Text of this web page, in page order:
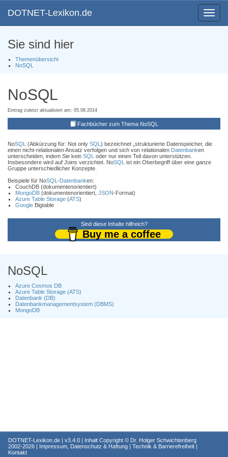
Toggle
DOTNET-Lexikon.de
Sie sind hier
Themenübersicht
NoSQL
NoSQL
Eintrag zuletzt aktualisiert am: 05.08.2014
Fachbücher zum Thema NoSQL
NoSQL (Abkürzung für: Not only SQL ) bezeichnet „strukturierte Datenspeicher, die
einen nicht-relationalen Ansatz verfolgen und sich von relationalen Datenbanken
unterscheiden, indem Sie kein SQL oder nur einen Teil davon unterstützen.
Insbesondere wird auf Joins verzichtet. NoSQL ist ein Oberbegriff über eine ganze
Gruppe unterschiedlicher Konzepte.
Beispiele für NoSQL -Datenbanken:
CouchDB (dokumentenorientiert)
MongoDB (dokumentenorientiert, JSON-Format)
Azure Table Storage (ATS)
Google Bigtable
Sind diese Inhalte hilfreich?
Buy me a coffee
NoSQL
Azure Cosmos DB
Azure Table Storage (ATS)
Datenbank (DB)
Datenbankmanagementsystem (DBMS)
MongoDB
DOTNET-Lexikon.de | v3.4.0 | Inhalt Copyright © Dr. Holger Schwichtenberg
2002-2026 | Impressum, Datenschutz & Haftung | Technik & Barrierefreiheit |
Kontakt